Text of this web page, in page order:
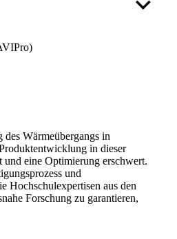
Wärmeübergangs in
in dieser
eine Optimierung erschwert.
und
Hochschulexpertisen aus den
Forschung zu garantieren,